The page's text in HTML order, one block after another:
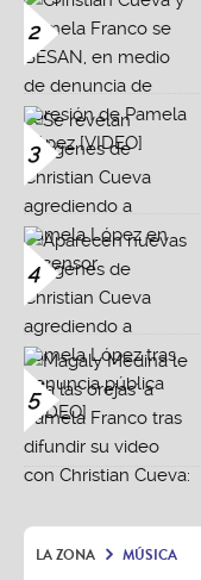
2
3
4
5
LA ZONA MÚSICA